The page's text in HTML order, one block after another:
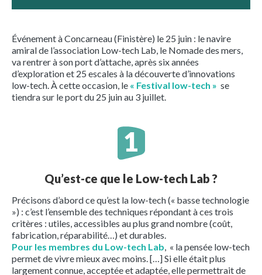
Événement à Concarneau (Finistère) le 25 juin : le navire
amiral de l’association Low-tech Lab, le Nomade des mers,
va rentrer à son port d’attache, après six années
d’exploration et 25 escales à la découverte d’innovations
low-tech. À cette occasion, le « Festival low-tech » se
tiendra sur le port du 25 juin au 3 juillet.
Qu’est-ce que le Low-tech Lab ?
Précisons d’abord ce qu’est la low-tech (« basse technologie
») : c’est l’ensemble des techniques répondant à ces trois
critères : utiles, accessibles au plus grand nombre (coût,
fabrication, réparabilité…) et durables.
Pour les membres du Low-tech Lab , « la pensée low-tech
permet de vivre mieux avec moins. […] Si elle était plus
largement connue, acceptée et adaptée, elle permettrait de